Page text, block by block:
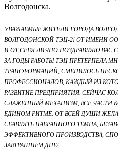
Волгодонска.
Уважаемые жители города
Волгодонской ТЭЦ-2! От имени
и от себя лично поздравляю вас
За годы работы ТЭЦ претерпела
трансформаций, сменилось
профессионалов, каждый из
развитие предприятия. Сейчас
слаженный механизм, все части
едином ритме. От всей души
сбавлять набранного темпа,
эффективного производства,
завтрашнем дне!